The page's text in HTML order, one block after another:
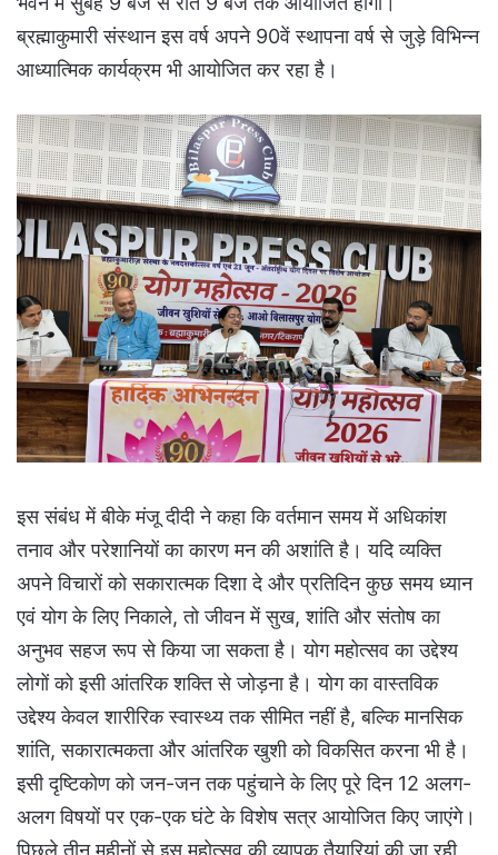
ब्रह्माकुमारी संस्थान इस वर्ष अपने 90वें स्थापना वर्ष से जुड़े विभिन्न
आध्यात्मिक कार्यक्रम भी आयोजित कर रहा है।
इस संबंध में बीके मंजू दीदी ने कहा कि वर्तमान समय में अधिकांश
तनाव और परेशानियों का कारण मन की अशांति है। यदि व्यक्ति
अपने विचारों को सकारात्मक दिशा दे और प्रतिदिन कुछ समय ध्यान
एवं योग के लिए निकाले, तो जीवन में सुख, शांति और संतोष का
अनुभव सहज रूप से किया जा सकता है। योग महोत्सव का उद्देश्य
लोगों को इसी आंतरिक शक्ति से जोड़ना है। योग का वास्तविक
उद्देश्य केवल शारीरिक स्वास्थ्य तक सीमित नहीं है, बल्कि मानसिक
शांति, सकारात्मकता और आंतरिक खुशी को विकसित करना भी है।
इसी दृष्टिकोण को जन-जन तक पहुंचाने के लिए पूरे दिन 12 अलग-
अलग विषयों पर एक-एक घंटे के विशेष सत्र आयोजित किए जाएंगे।
पिछले तीन महीनों से इस महोत्सव की व्यापक तैयारियां की जा रही